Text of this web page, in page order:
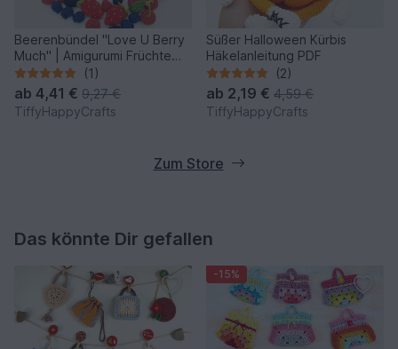
Beerenbündel "Love U Berry
Much" | Amigurumi Früchte
Häkelanleitung PDF
(1)
ab 4,41 € 9,27 €
TiffyHappyCrafts
Süßer Halloween Kürbis
Häkelanleitung PDF
(2)
ab 2,19 € 4,59 €
TiffyHappyCrafts
Zum Store
Das könnte Dir gefallen
-15%